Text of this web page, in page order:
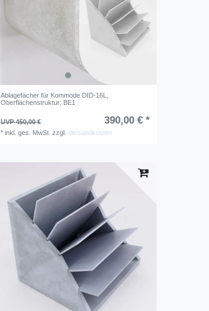
Ablagefächer für Kommode DID-16L
Oberflächenstruktur: BE1
UVP 450,00 € 390,00 € *
*inkl. ges. MwSt. zzgl.Versandkosten